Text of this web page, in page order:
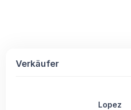
Verkäufer
Lopez